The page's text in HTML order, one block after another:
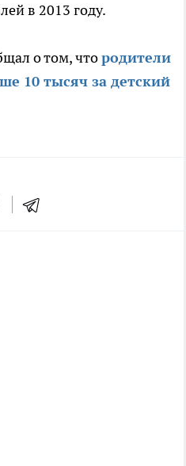
в 2013 году.
о том, чтородители
10 тысяч за детский